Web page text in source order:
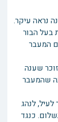
נראה עיקר.
בעל הבור
המעבר
שענה
שהמעבר
לנהג
כנגד